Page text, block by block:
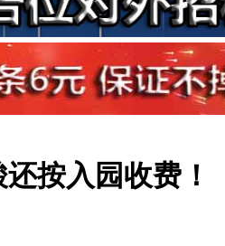
按入园收费！